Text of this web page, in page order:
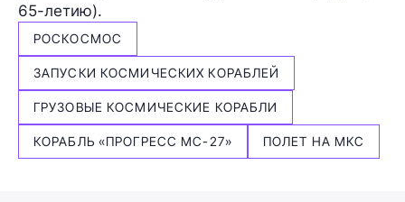
65-летию).
РОСКОСМОС
ЗАПУСКИ КОСМИЧЕСКИХ КОРАБЛЕЙ
ГРУЗОВЫЕ КОСМИЧЕСКИЕ КОРАБЛИ
КОРАБЛЬ «ПРОГРЕСС МС-27» ПОЛЕТ НА МКС